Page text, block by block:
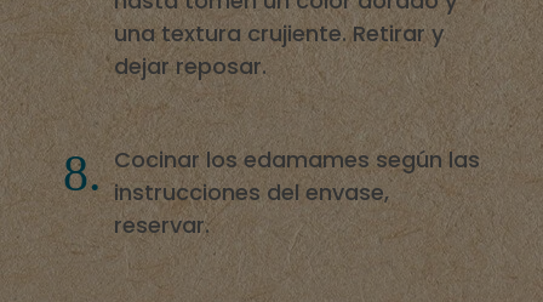
una textura crujiente. Retirar y
dejar reposar.
Cocinar los edamames según las
instrucciones del envase,
reservar.